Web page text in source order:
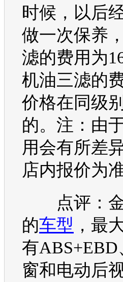
时候，以后
做一次保养
滤的费用为
机油三滤的
价格在同级
的。注：由
用会有所差
店内报价为准
点评：
的车型 ，最
有
窗和电动后